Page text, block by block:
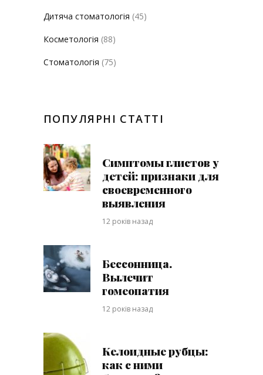
Дитяча стоматологія (45)
Косметологія (88)
Стоматологія (75)
ПОПУЛЯРНІ СТАТТІ
Симптомы глистов у
детей: признаки для
своевременного
выявления
12 років назад
Бессонница.
Вылечит
гомеопатия
12 років назад
Келоидные рубцы:
как с ними